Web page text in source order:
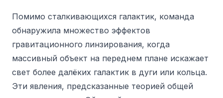
Помимо сталкивающихся галактик, команда
обнаружила множество эффектов
гравитационного линзирования, когда
массивный объект на переднем плане искажает
свет более далёких галактик в дуги или кольца.
Эти явления, предсказанные теорией общей